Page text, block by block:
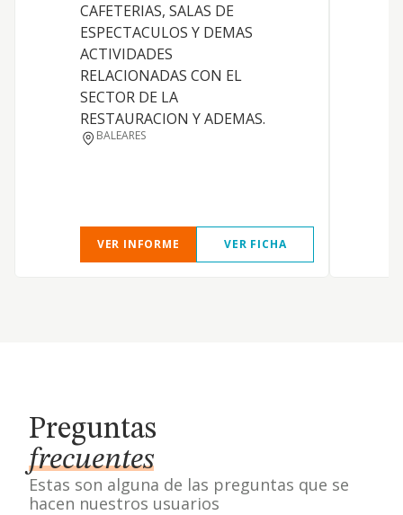
CAFETERIAS, SALAS DE
ESPECTACULOS Y DEMAS
ACTIVIDADES
RELACIONADAS CON EL
SECTOR DE LA
RESTAURACION Y ADEMAS.
BALEARES
VER INFORME VER FICHA
Preguntas
frecuentes
Estas son alguna de las preguntas que se
hacen nuestros usuarios